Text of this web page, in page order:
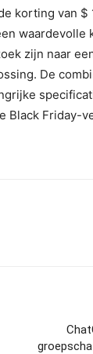
korting van $
waardevolle
zijn naar
De
Black Friday-